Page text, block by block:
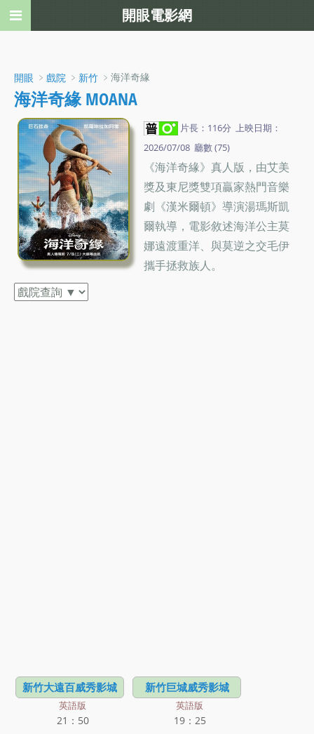
開眼 ﹥ 戲院 ﹥ 新竹 ﹥海洋奇緣
海洋奇緣 MOANA
片長：116分 上映日期：
2026/07/08 廳數 (75)
《海洋奇緣》真人版，由艾美
獎及東尼獎雙項贏家熱門音樂
劇《漢米爾頓》導演湯瑪斯凱
爾執導，電影敘述海洋公主莫
娜遠渡重洋、與莫逆之交毛伊
攜手拯救族人。
新竹大遠百威秀影城
英語版
21：50
新竹巨城威秀影城
英語版
19：25
開眼電影網